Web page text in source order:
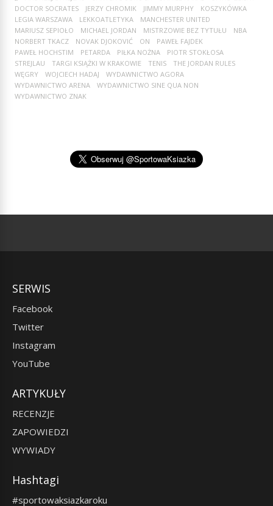
DOCTOR SOCRATES
JERZY CHROMIK JIMMY MURPHY
KOSZYKÓWKA
LEGIA WARSZAWA
LEKKOATLETYKA
MANCHESTER UNITED
MARIUSZ SEPIOŁO
MICHAEL JORDAN MISTRZOWIE BEZ TYTUŁU
NBA
NORBERT TKACZ
NOVAK DJOKOVIĆ ON
PAWEŁ FAJDEK
PAWEŁ HOCHSTIM
PETARDA PIŁKA NOŻNA
PIOTR STOKŁOSA
STREJLAU
TARGI KSIĄŻKI W KRAKOWIE TENIS
THE JORDAN RULES
WĘGRY
WOJCIECH HADAJ
WYDAWNICTWO AGORA
WYDAWNICTWO ARENA
WYDAWNICTWO SINE QUA NON
WYDAWNICTWO ZNAK
SERWIS
Facebook
Twitter
Instagram
YouTube
ARTYKUŁY
RECENZJE
ZAPOWIEDZI
WYWIADY
Hashtagi
#sportowaksiazkaroku